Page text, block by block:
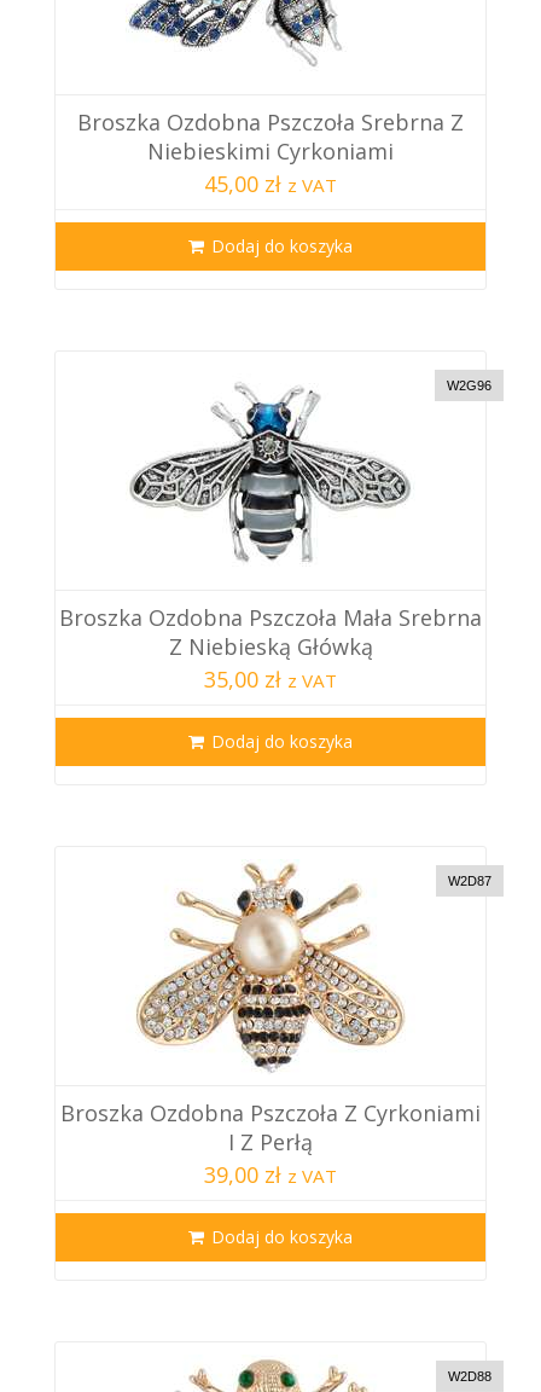
Broszka Ozdobna Pszczoła Srebrna Z
Niebieskimi Cyrkoniami
45,00 zł z VAT
Dodaj do koszyka
W2G96
Broszka Ozdobna Pszczoła Mała Srebrna
Z Niebieską Główką
35,00 zł z VAT
Dodaj do koszyka
W2D87
Broszka Ozdobna Pszczoła Z Cyrkoniami
I Z Perłą
39,00 zł z VAT
Dodaj do koszyka
W2D88